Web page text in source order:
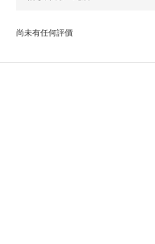
尚未有任何評價